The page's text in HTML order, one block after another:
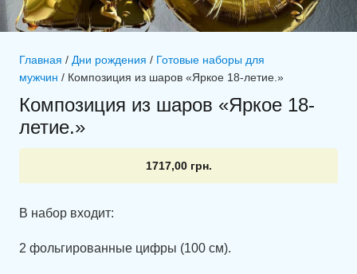
Главная / Дни рождения / Готовые наборы для
мужчин / Композиция из шаров «Яркое 18-летие.»
Композиция из шаров «Яркое 18-
летие.»
1717,00 грн.
В набор входит:
2 фольгированные цифры (100 см).